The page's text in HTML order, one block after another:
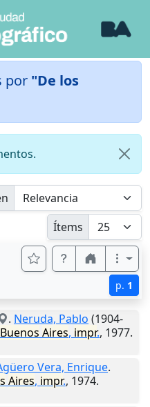
por "De los
Ítems
p. 1
. Neruda, Pablo (1904-
Buenos Aires, impr., 1977.
Vera, Enrique.
Aires, impr., 1974.